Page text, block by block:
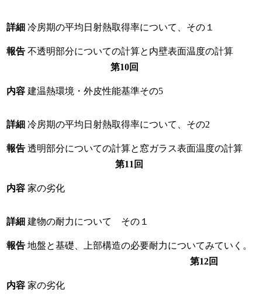
詳細 冷房期の平均日射熱取得率について、その１
報告 不透明部分についての計算と内壁表面温度の計算
第10回
内容 建温熱環境・外皮性能基準その5
詳細 冷房期の平均日射熱取得率について、その2
報告 透明部分についての計算と窓ガラス表面温度の計算
第11回
内容 家の劣化
詳細 建物の耐力について その１
報告 地盤と基礎、上部構造の必要耐力についてみていく。
第12回
内容 家の劣化